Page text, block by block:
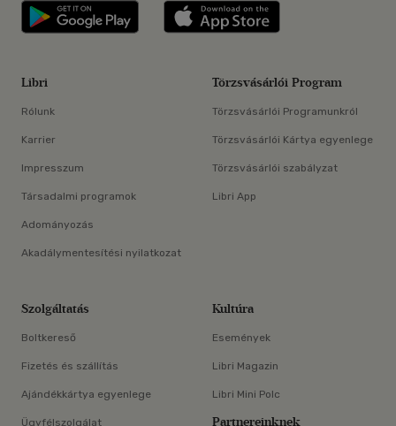
Libri applikáció Szerezd meg: Google
Libri
Rólunk
Karrier
Impresszum
Társadalmi programok
Adományozás
Akadálymentesítési nyilatkozat
Törzsvásárlói Program
Törzsvásárlói Programunkról
Törzsvásárlói Kártya egyenlege
Törzsvásárlói szabályzat
Libri App
Szolgáltatás
Boltkereső
Fizetés és szállítás
Ajándékkártya egyenlege
Ügyfélszolgálat
Kultúra
Események
Libri Magazin
Libri Mini Polc
Partnereinknek